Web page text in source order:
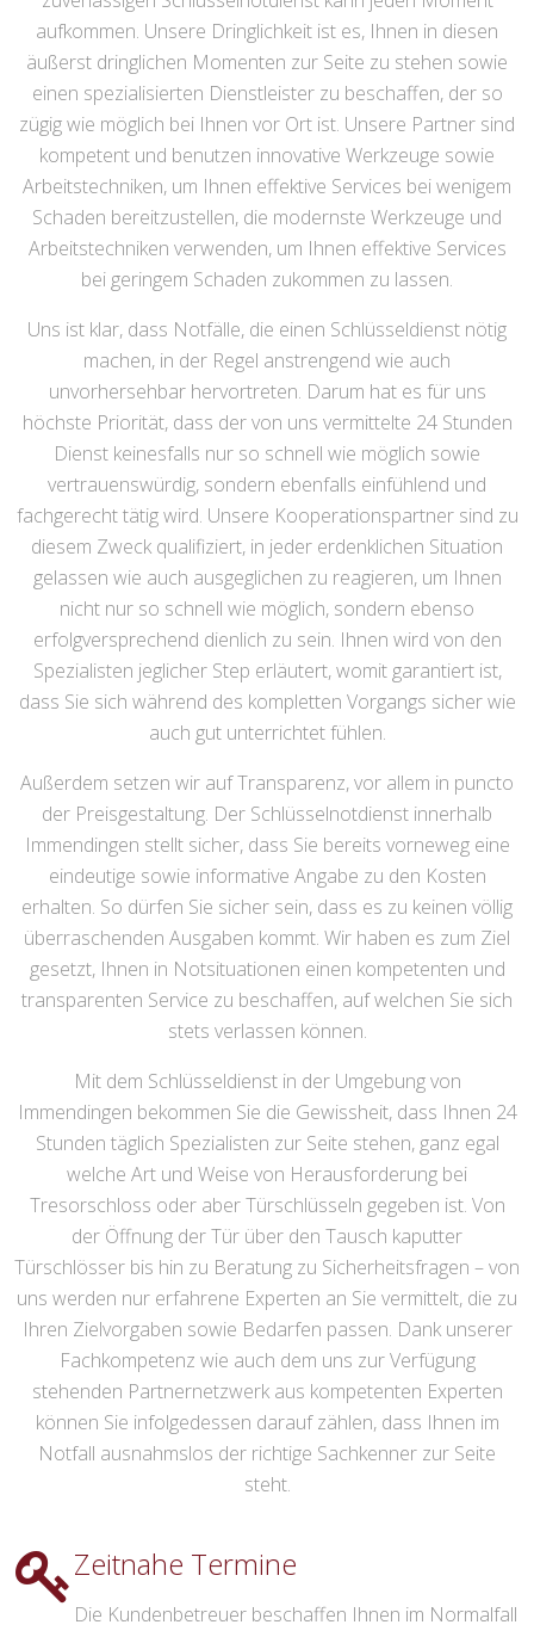
aufkommen. Unsere Dringlichkeit ist es, Ihnen in diesen
äußerst dringlichen Momenten zur Seite zu stehen sowie
einen spezialisierten Dienstleister zu beschaffen, der so
zügig wie möglich bei Ihnen vor Ort ist. Unsere Partner sind
kompetent und benutzen innovative Werkzeuge sowie
Arbeitstechniken, um Ihnen effektive Services bei wenigem
Schaden bereitzustellen, die modernste Werkzeuge und
Arbeitstechniken verwenden, um Ihnen effektive Services
bei geringem Schaden zukommen zu lassen.
Uns ist klar, dass Notfälle, die einen Schlüsseldienst nötig
machen, in der Regel anstrengend wie auch
unvorhersehbar hervortreten. Darum hat es für uns
höchste Priorität, dass der von uns vermittelte 24 Stunden
Dienst keinesfalls nur so schnell wie möglich sowie
vertrauenswürdig, sondern ebenfalls einfühlend und
fachgerecht tätig wird. Unsere Kooperationspartner sind zu
diesem Zweck qualifiziert, in jeder erdenklichen Situation
gelassen wie auch ausgeglichen zu reagieren, um Ihnen
nicht nur so schnell wie möglich, sondern ebenso
erfolgversprechend dienlich zu sein. Ihnen wird von den
Spezialisten jeglicher Step erläutert, womit garantiert ist,
dass Sie sich während des kompletten Vorgangs sicher wie
auch gut unterrichtet fühlen.
Außerdem setzen wir auf Transparenz, vor allem in puncto
der Preisgestaltung. Der Schlüsselnotdienst innerhalb
Immendingen stellt sicher, dass Sie bereits vorneweg eine
eindeutige sowie informative Angabe zu den Kosten
erhalten. So dürfen Sie sicher sein, dass es zu keinen völlig
überraschenden Ausgaben kommt. Wir haben es zum Ziel
gesetzt, Ihnen in Notsituationen einen kompetenten und
transparenten Service zu beschaffen, auf welchen Sie sich
stets verlassen können.
Mit dem Schlüsseldienst in der Umgebung von
Immendingen bekommen Sie die Gewissheit, dass Ihnen 24
Stunden täglich Spezialisten zur Seite stehen, ganz egal
welche Art und Weise von Herausforderung bei
Tresorschloss oder aber Türschlüsseln gegeben ist. Von
der Öffnung der Tür über den Tausch kaputter
Türschlösser bis hin zu Beratung zu Sicherheitsfragen – von
uns werden nur erfahrene Experten an Sie vermittelt, die zu
Ihren Zielvorgaben sowie Bedarfen passen. Dank unserer
Fachkompetenz wie auch dem uns zur Verfügung
stehenden Partnernetzwerk aus kompetenten Experten
können Sie infolgedessen darauf zählen, dass Ihnen im
Notfall ausnahmslos der richtige Sachkenner zur Seite
steht.
Zeitnahe Termine
Die Kundenbetreuer beschaffen Ihnen im Normalfall